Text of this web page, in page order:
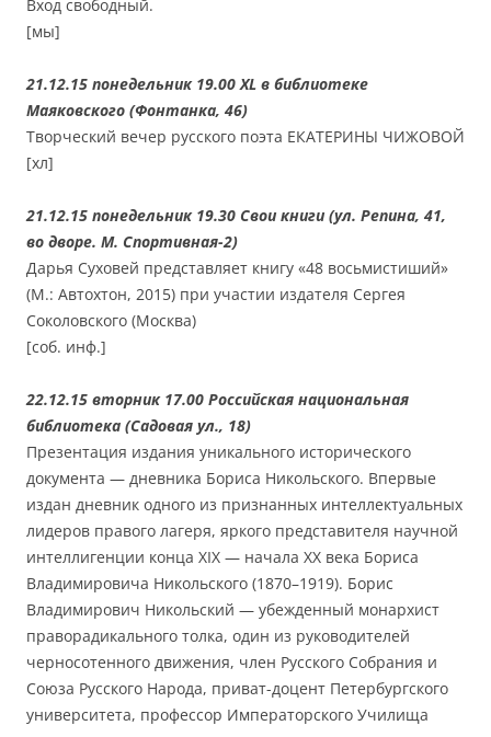
Вход свободный.
[мы]
21.12.15 понедельник 19.00 ХL в библиотеке
Маяковского (Фонтанка, 46)
Творческий вечер русского поэта ЕКАТЕРИНЫ ЧИЖОВОЙ
[хл]
21.12.15 понедельник 19.30 Свои книги (ул. Репина, 41,
во дворе. М. Спортивная-2)
Дарья Суховей представляет книгу «48 восьмистиший»
(М.: Автохтон, 2015) при участии издателя Сергея
Соколовского (Москва)
[соб. инф.]
22.12.15 вторник 17.00 Российская национальная
библиотека (Садовая ул., 18)
Презентация издания уникального исторического
документа — дневника Бориса Никольского. Впервые
издан дневник одного из признанных интеллектуальных
лидеров правого лагеря, яркого представителя научной
интеллигенции конца XIX — начала ХХ века Бориса
Владимировича Никольского (1870–1919). Борис
Владимирович Никольский — убежденный монархист
праворадикального толка, один из руководителей
черносотенного движения, член Русского Собрания и
Союза Русского Народа, приват-доцент Петербургского
университета, профессор Императорского Училища